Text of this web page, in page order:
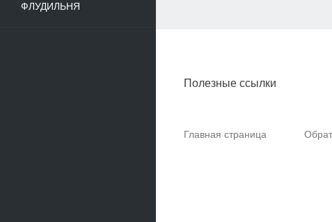
ФЛУДИЛЬНЯ
Полезные ссылки
Главная страница